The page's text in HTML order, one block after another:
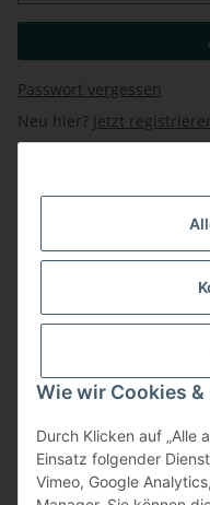
Wie wir Cookies &
Durch Klicken auf „Alle
Einsatz folgender
Vimeo, Google
Passwort vergessen
Neu hier? Jetzt
Natur im